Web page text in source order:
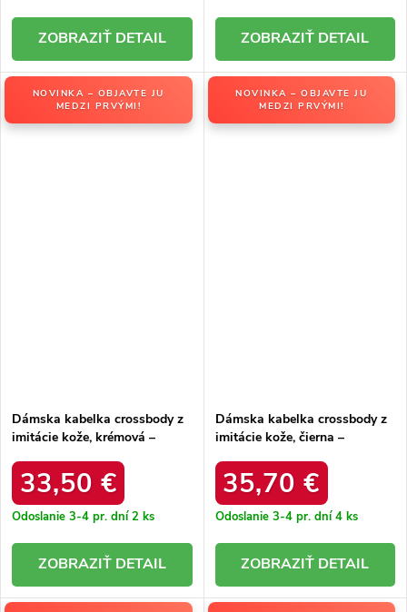
DETAIL DETAIL
NOVINKA – OBJAVTE JU
MEDZI PRVÝMI!
Dámska kabelka crossbody z
imitácie kože, krémová –
/ F9945 ECRU
33,50 €
Odoslanie 3-4 pr. dní2 ks
DETAIL
NOVINKA – OBJAVTE JU
MEDZI PRVÝMI!
Dámska kabelka crossbody z
imitácie kože, čierna –
/ F9948 NOIR
35,70 €
Odoslanie 3-4 pr. dní4 ks
DETAIL